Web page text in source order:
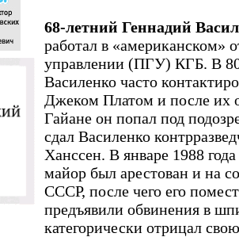
68-летний Геннадий
работал в «американском»
управлении (ПГУ) КГБ. В
Василенко часто
Джеком Платом и после их
Гайане он попал под
сдал Василенко
Ханссен. В январе 1988
майор был арестован и на
СССР, после чего его
предъявили обвинения в
категорически отрицал